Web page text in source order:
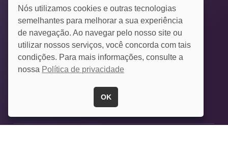
Empresa
Quem somos
Cases de sucesso
Imprensa
Nós utilizamos cookies e outras tecnologias
semelhantes para melhorar a sua experiência
de navegação. Ao navegar pelo nosso site ou
utilizar nossos serviços, você concorda com tais
condições. Para mais informações, consulte a
nossa Política de privacidade
OK